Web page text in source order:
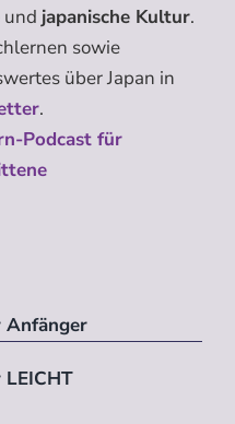
und japanische Kultur.
sowie
über Japan in
.
Podcast für
Anfänger